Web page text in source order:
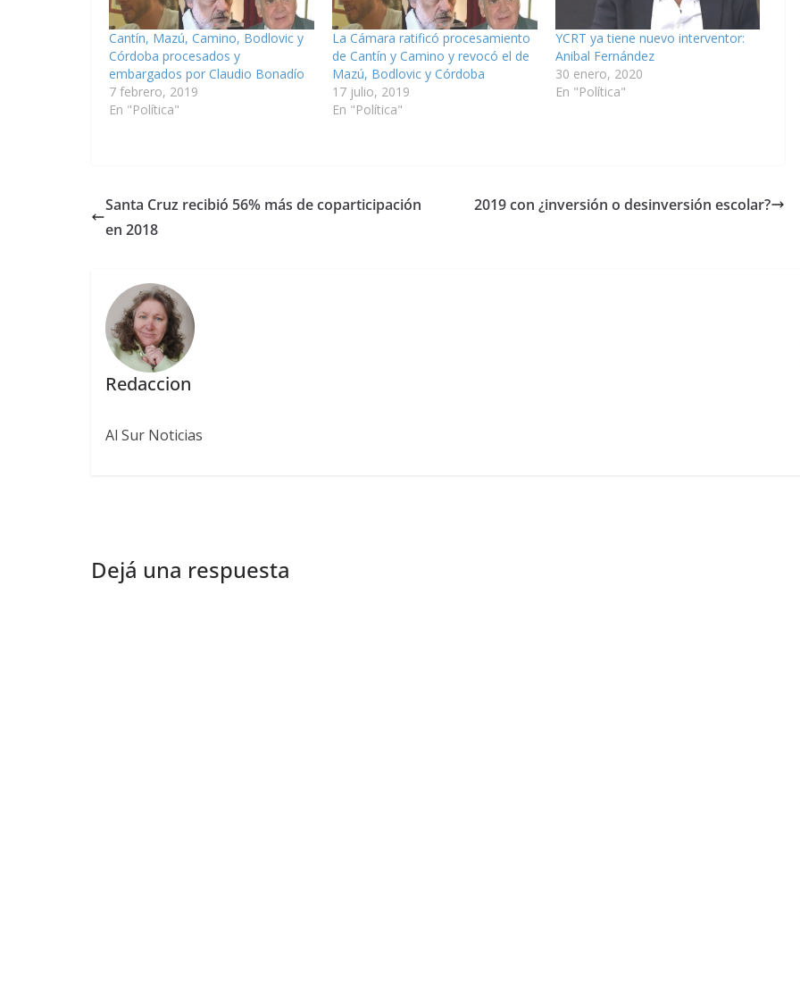
Cantín, Mazú, Camino, Bodlovic y
Córdoba procesados y
embargados por Claudio Bonadío
7 febrero, 2019
En "Política"
La Cámara ratificó procesamiento
de Cantín y Camino y revocó el de
Mazú, Bodlovic y Córdoba
17 julio, 2019
En "Política"
YCRT ya tiene nuevo interventor:
Anibal Fernández
30 enero, 2020
En "Política"
Santa Cruz recibió 56% más de coparticipación
en 2018
2019 con ¿inversión o desinversión escolar?
Redaccion
Al Sur Noticias
Dejá una respuesta